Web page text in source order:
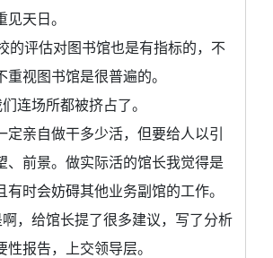
天日。
的评估对图书馆也是有指标的，不
视图书馆是很普遍的。
连场所都被挤占了。
定亲自做干多少活，但要给人以引
、前景。做实际活的馆长我觉得是
有时会妨碍其他业务副馆的工作。
啊，给馆长提了很多建议，写了分析
报告，上交领导层。